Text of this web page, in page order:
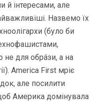
й інтересами, але
Назвемо їх
(було би
для обрáзи, а на
America First мріє
але посилити
Америка домінувала